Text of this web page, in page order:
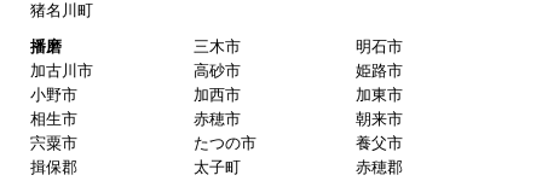
猪名川町
播磨
三木市
明石市
加古川市
高砂市
姫路市
小野市
加西市
加東市
相生市
赤穂市
朝来市
宍粟市
たつの市
養父市
揖保郡
太子町
赤穂郡